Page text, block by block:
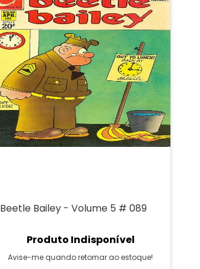
Beetle Bailey - Volume 5 # 089
Produto Indisponível
Avise-me quando retornar ao estoque!